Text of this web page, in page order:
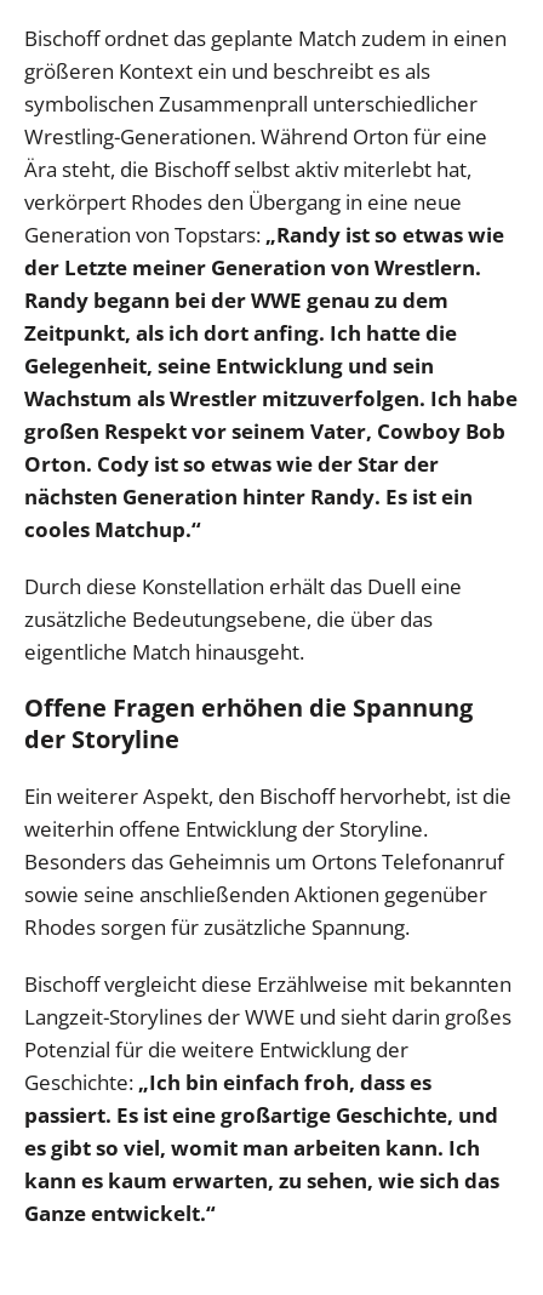
Bischoff ordnet das geplante Match zudem in einen
größeren Kontext ein und beschreibt es als
symbolischen Zusammenprall unterschiedlicher
Wrestling-Generationen. Während Orton für eine
Ära steht, die Bischoff selbst aktiv miterlebt hat,
verkörpert Rhodes den Übergang in eine neue
Generation von Topstars: „Randy ist so etwas wie
der Letzte meiner Generation von Wrestlern.
Randy begann bei der WWE genau zu dem
Zeitpunkt, als ich dort anfing. Ich hatte die
Gelegenheit, seine Entwicklung und sein
Wachstum als Wrestler mitzuverfolgen. Ich habe
großen Respekt vor seinem Vater, Cowboy Bob
Orton. Cody ist so etwas wie der Star der
nächsten Generation hinter Randy. Es ist ein
cooles Matchup.“
Durch diese Konstellation erhält das Duell eine
zusätzliche Bedeutungsebene, die über das
eigentliche Match hinausgeht.
Offene Fragen erhöhen die Spannung
der Storyline
Ein weiterer Aspekt, den Bischoff hervorhebt, ist die
weiterhin offene Entwicklung der Storyline.
Besonders das Geheimnis um Ortons Telefonanruf
sowie seine anschließenden Aktionen gegenüber
Rhodes sorgen für zusätzliche Spannung.
Bischoff vergleicht diese Erzählweise mit bekannten
Langzeit-Storylines der WWE und sieht darin großes
Potenzial für die weitere Entwicklung der
Geschichte: „Ich bin einfach froh, dass es
passiert. Es ist eine großartige Geschichte, und
es gibt so viel, womit man arbeiten kann. Ich
kann es kaum erwarten, zu sehen, wie sich das
Ganze entwickelt.“